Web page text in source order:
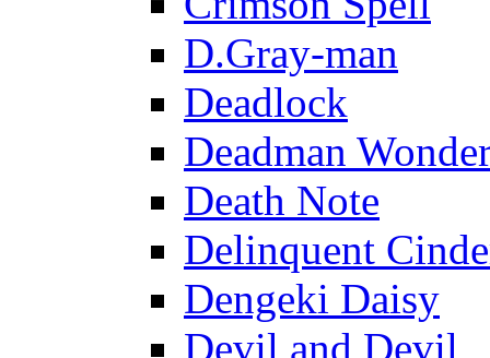
D.Gray-man
Deadlock
Deadman
Death Note
Delinquent
Dengeki Daisy
Devil and Devil